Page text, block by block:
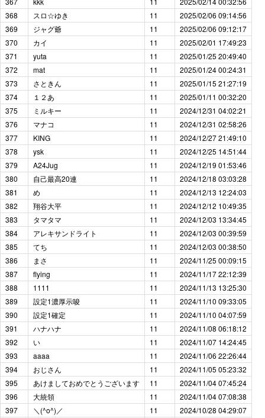
368
スロ☆ゆき 11
2025/02/06 09:14:56
369
ジャグ爺 11
2025/02/06 09:12:17
370
カイ 11
2025/02/01 17:49:23
371
yuta 11
2025/01/25 20:49:40
372
mat 11
2025/01/24 00:24:31
373
さときん 11
2025/01/15 21:27:19
374
１２あ 11
2025/01/11 00:32:20
375
ミルキー 11
2024/12/31 04:02:21
376
マナコ 11
2024/12/31 02:58:26
377
KING 11
2024/12/27 21:49:10
378
ysk 11
2024/12/25 14:51:44
379
A24Jug 11
2024/12/19 01:53:46
380
自己最高20連 11
2024/12/18 03:03:28
381
め 11
2024/12/13 12:24:03
382
翔谷大平 11
2024/12/12 10:49:35
383
タマタマ 11
2024/12/03 13:34:45
384
アレキサンドライト 11
2024/12/03 00:39:59
385
てち 11
2024/12/03 00:38:50
386
まさ 11
2024/11/25 00:09:15
387
flying 11
2024/11/17 22:12:39
388
1111 11
2024/11/13 13:25:30
389
設定1濃厚示唆 11
2024/11/10 09:33:05
390
設定1確定 11
2024/11/10 04:07:59
391
ハナハナ 11
2024/11/08 06:18:12
392
い 11
2024/11/07 14:24:45
393
aaaa 11
2024/11/06 22:26:44
394
おじさん 11
2024/11/05 05:23:32
395
あけましておめでとうございます 11
2024/11/04 07:45:24
396
大統領 11
2024/11/04 07:08:38
397
＼(^o^)／ 11 2024/10/28 04:29:07